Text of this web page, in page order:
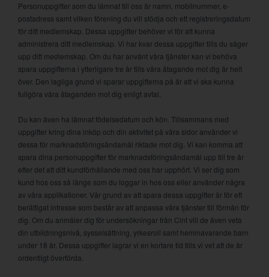
Personuppgifter som du lämnat till oss är namn, mobilnummer, e-
postadress samt vilken förening du vill stödja och ett registreringsdatum
för ditt medlemskap. Dessa uppgifter behöver vi för att kunna
administrera ditt medlemskap. Vi har kvar dessa uppgifter tills du säger
upp ditt medlemskap. Om du har använt våra tjänster kan vi behöva
spara uppgifterna i ytterligare tre år tills våra åtagande mot dig är helt
över. Den lagliga grund vi sparar uppgifterna på är att vi ska kunna
fullgöra våra åtaganden mot dig enligt avtal.
Du kan även ha lämnat födelsedatum och kön. Tillsammans med
uppgifter kring dina inköp och din aktivitet på våra sidor använder vi
dessa för marknadsföringsändamål riktade mot dig. Vi kan komma att
spara dina personuppgifter för marknadsföringsändamål upp till tre år
efter det att ditt kundförhållande med oss har upphört. Vi ser dig som
kund hos oss så länge som du loggar in hos oss eller använder några
av våra applikationer. Vår grund av att spara dessa uppgifter är för ett
berättigat intresse som består av att anpassa våra tjänster till förmån för
dig. Om du anmäler dig för undersökningar från Cint vill de även veta
din utbildningsnivå, sysselsättning, yrkesroll samt hemmavarande barn
under 18 år. Dessa uppgifter lagrar vi en kortare tid tills vi vet att de är
ordentligt överförda.